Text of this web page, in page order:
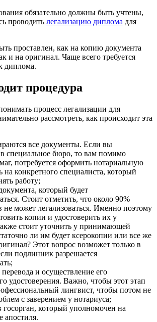
обязательно должны быть учтены,
проводить легализацию диплома для
проставлен, как на копию документа
и на оригинал. Чаще всего требуется
диплома.
процедура
процесс легализации для
рассмотреть, как происходит эта
все документы. Если вы
в специальное бюро, то вам помимо
потребуется оформить нотариальную
на конкретного специалиста, который
работу;
который будет
Стоит отметить, что около 90%
не может легализоваться. Именно поэтому
копии и удостоверить их у
стоит уточнить у принимающей
ли им будет ксерокопии или все же
Этот вопрос возможет только в
подлинник разрешается
и осуществление его
удостоверения. Важно, чтобы этот этап
лингвист, чтобы потом не
с заверением у нотариуса;
который уполномочен на
апостиля.